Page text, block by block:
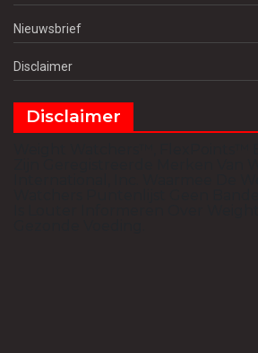
Nieuwsbrief
Disclaimer
Disclaimer